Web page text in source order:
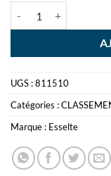
UGS :811510
Catégories :
Marque : Esselte